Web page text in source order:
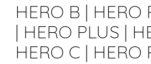
HERO B | HERO
| HERO PLUS |
HERO C | HERO